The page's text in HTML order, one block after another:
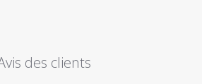
des clients